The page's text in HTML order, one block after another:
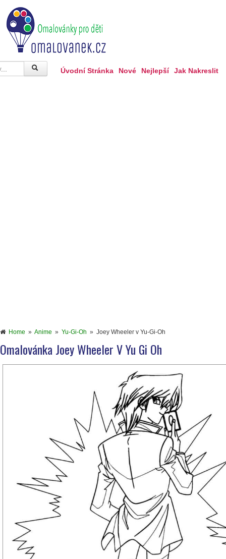
Úvodní Stránka Nové Nejlepší Jak Nakreslit
Home » Anime » Yu-Gi-Oh » Joey Wheeler v Yu-Gi-Oh
Omalovánka Joey Wheeler V Yu Gi Oh